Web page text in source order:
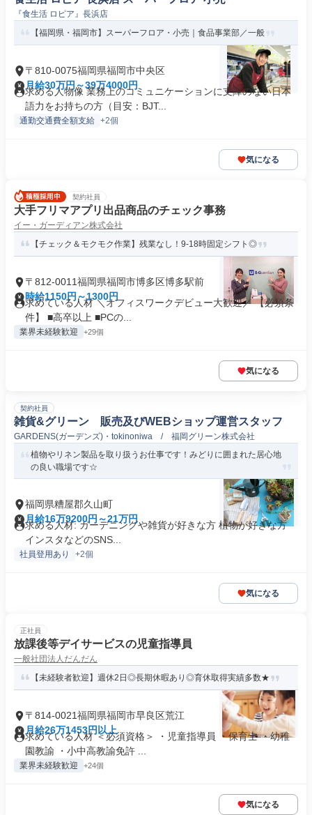
『食生活 ロピア』長浜店
【福岡県・福岡市】スーパーフロア・小売｜食品事業部／一般
〒810-0075福岡県福岡市中央区
月給30万円～39万4000円
求める人物像 業務上のコミュニケーションに支障のない日本
語力をお持ちの方（目安：BJT...
通勤交通費全額支給 +2個
気になる
契約社員
大手フリマアプリ出品商品のチェック事務
イー・ガーディアン株式会社
【チェック＆モクモク作業】残業なし！9-18時固定シフト◎
〒812-0011福岡県福岡市博多区博多駅前
時給1150円～1300円
求めている人材 ＼オフィスワークデビュー大歓迎／ 【必須条
件】 ■高卒以上 ■PCの...
業界未経験歓迎 +29個
気になる
契約社員
雑貨&グリーン 販売及びWEBショップ運営スタッフ
GARDENS(ガーデンズ)・tokinoniwa / 福岡グリーン株式会社
植物やリネン製品を取り扱うお仕事です！みどりに囲まれた居心地
の良い職場です☆
福岡県糟屋郡久山町
月給16万9200円～21万円
求める人材: ガーデニングや雑貨が好きな方 植物が好きな方
インスタなどのSNS...
社員登用あり +2個
気になる
正社員
放課後等デイサービスの児童指導員
一般社団法人だんだん
【未経験者歓迎】週休2日◎長期休暇あり◎育休取得実績多数★
〒814-0021福岡県福岡市早良区荒江
月給26万1453円以上
求めている人材 ＜必須資格＞ ・児童指導員 ・保育士 ・幼稚
園教諭 ・小中高教諭免許 ...
業界未経験歓迎 +24個
気になる